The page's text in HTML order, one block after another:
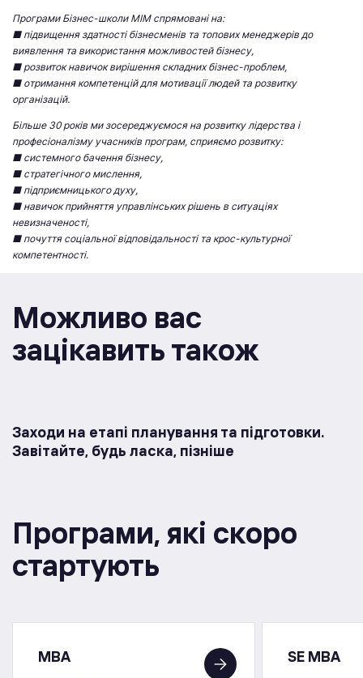
Програми Бізнес-школи МІМ спрямовані на:
■ підвищення здатності бізнесменів та топових менеджерів до
виявлення та використання можливостей бізнесу,
■ розвиток навичок вирішення складних бізнес-проблем,
■ отримання компетенцій для мотивації людей та розвитку
організацій.
Більше 30 років ми зосереджуємося на розвитку лідерства і
професіоналізму учасників програм, сприяємо розвитку:
■ системного бачення бізнесу,
■ стратегічного мислення,
■ підприємницького духу,
■ навичок прийняття управлінських рішень в ситуаціях
невизначеності,
■ почуття соціальної відповідальності та крос-культурної
компетентності.
Можливо вас
зацікавить також
Заходи на етапі планування та підготовки.
Завітайте, будь ласка, пізніше
Програми, якi скоро
стартують
MBA SE MBA